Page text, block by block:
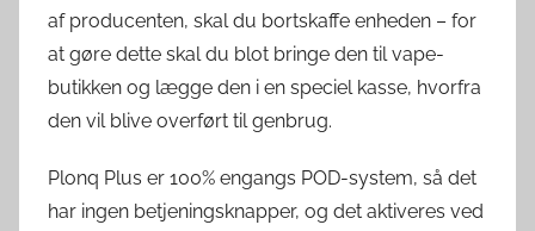
af producenten, skal du bortskaffe enheden – for
at gøre dette skal du blot bringe den til vape-
butikken og lægge den i en speciel kasse, hvorfra
den vil blive overført til genbrug.
Plonq Plus er 100% engangs POD-system, så det
har ingen betjeningsknapper, og det aktiveres ved